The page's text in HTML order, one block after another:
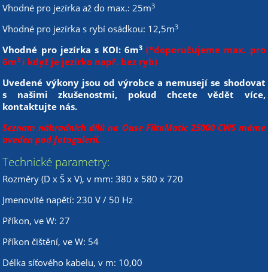
Vhodné pro jezírka až do max.: 25m3
Vhodné pro jezírka s rybí osádkou: 12,5m3
Vhodné pro jezírka s KOI: 6m3 (*doporučujeme max. pro
6m3 i když je jezírko např. bez ryb)
Uvedené výkony jsou od výrobce a nemusejí se shodovat
s našimi zkušenostmi, pokud chcete vědět více,
kontaktujte nás.
Seznam náhradních dílů na Oase FiltoMatic 25000 CWS máme
uveden pod fotogalerií.
Technické parametry:
Rozměry (D x Š x V), v mm: 380 x 580 x 720
Jmenovité napětí: 230 V / 50 Hz
Příkon, ve W: 27
Příkon čištění, ve W: 54
Délka síťového kabelu, v m: 10,00